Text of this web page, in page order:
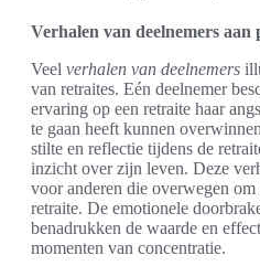
Verhalen van deelnemers
Veel verhalen van deelnemers
van retraites. Eén deelnemer
ervaring op een retraite haar
te gaan heeft kunnen
stilte en reflectie tijdens de
inzicht over zijn leven. Deze
voor anderen die overwegen om
retraite. De emotionele
benadrukken de waarde en
momenten van concentratie.